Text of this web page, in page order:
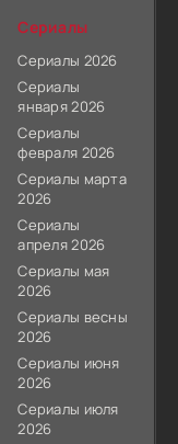
Сериалы
Сериалы 2026
Сериалы
января 2026
Сериалы
февраля 2026
Сериалы марта
2026
Сериалы
апреля 2026
Сериалы мая
2026
Сериалы весны
2026
Сериалы июня
2026
Сериалы июля
2026